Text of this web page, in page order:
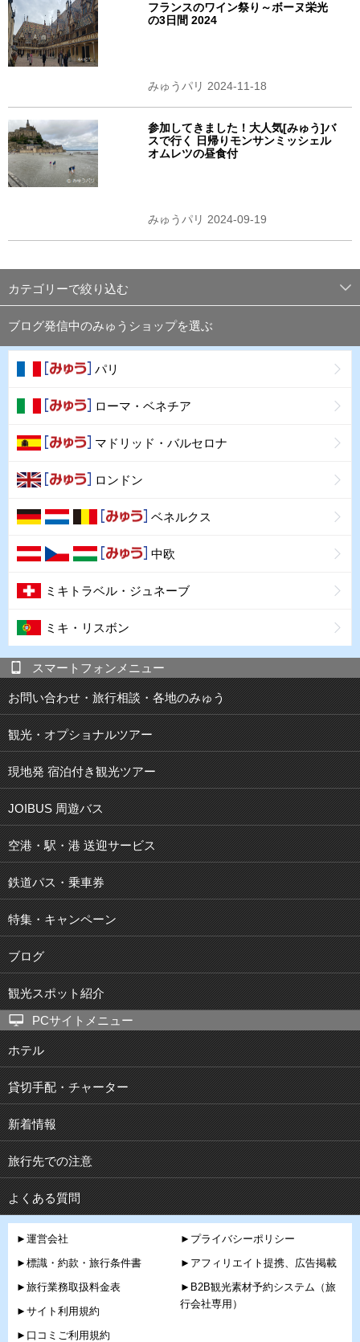
フランスのワイン祭り～ボーヌ栄光
の3日間 2024
みゅうパリ 2024-11-18
参加してきました！大人気[みゅう]バ
スで行く 日帰りモンサンミッシェル
オムレツの昼食付
みゅうパリ 2024-09-19
カテゴリーで絞り込む
ブログ発信中のみゅうショップを選ぶ
パリ
ローマ・ベネチア
マドリッド・バルセロナ
ロンドン
ベネルクス
中欧
ミキトラベル・ジュネーブ
ミキ・リスボン
スマートフォンメニュー
お問い合わせ・旅行相談・各地のみゅう
観光・オプショナルツアー
現地発 宿泊付き観光ツアー
JOIBUS 周遊バス
空港・駅・港 送迎サービス
鉄道パス・乗車券
特集・キャンペーン
ブログ
観光スポット紹介
PCサイトメニュー
ホテル
貸切手配・チャーター
新着情報
旅行先での注意
よくある質問
►運営会社
►標識・約款・旅行条件書
►旅行業務取扱料金表
►サイト利用規約
►口コミご利用規約
►プライバシーポリシー
►アフィリエイト提携、広告掲載
►B2B観光素材予約システム（旅
行会社専用）